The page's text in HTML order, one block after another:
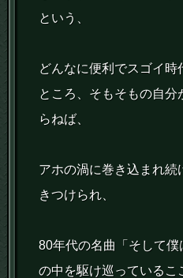
という、
どんなに便利でスゴイ
ところ、そもそもの自分
らねば、
アホの渦に巻き込まれ続
きつけられ、
80年代の名曲「そして
の中を駆け巡っているこ